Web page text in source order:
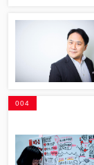
004